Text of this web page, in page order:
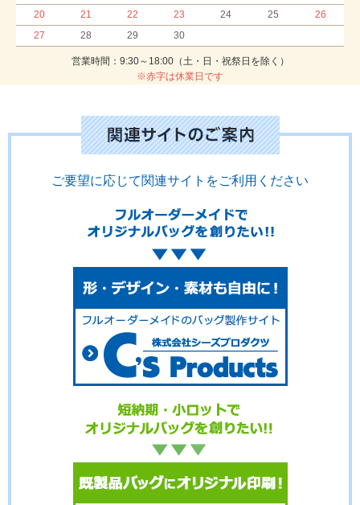
20
21 22 23 24 25
26
27
28 29 30
営業時間：9:30～18:00（土・日・祝祭日を除く）
※赤字は休業日です
ご要望に応じて関連サイトをご利用ください